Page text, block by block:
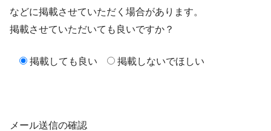
などに掲載させていただく場合があります。
掲載させていただいても良いですか？
掲載しても良い 掲載しないでほしい
メール送信の確認